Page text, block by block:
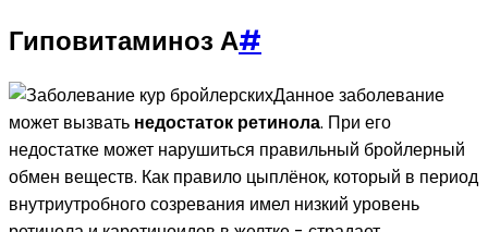
Гиповитаминоз А#
Данное заболевание
может вызвать недостаток ретинола. При его
недостатке может нарушиться правильный бройлерный
обмен веществ. Как правило цыплёнок, который в период
внутриутробного созревания имел низкий уровень